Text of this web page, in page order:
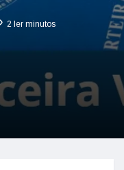
2 ler minutos